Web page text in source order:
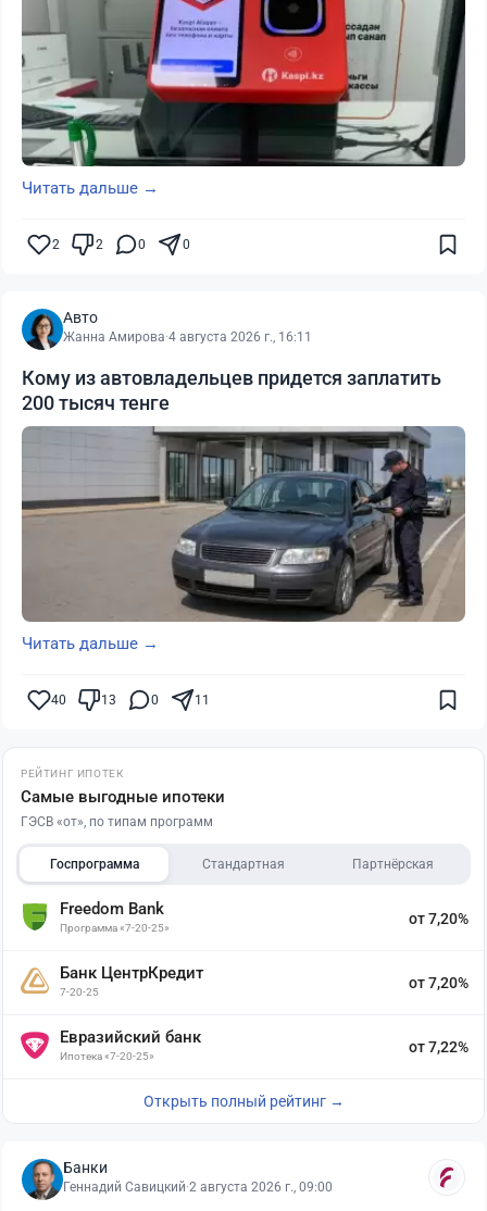
Читать дальше →
2 2 0 0
Авто
Жанна Амирова·4 августа 2026 г., 16:11
Кому из автовладельцев придется заплатить
200 тысяч тенге
Читать дальше →
40 13 0 11
РЕЙТИНГ ИПОТЕК
Самые выгодные ипотеки
ГЭСВ «от», по типам программ
Госпрограмма Стандартная Партнёрская
Freedom Bank
Программа «7-20-25»
от 7,20%
Банк ЦентрКредит
7-20-25
от 7,20%
Евразийский банк
Ипотека «7-20-25»
от 7,22%
Открыть полный рейтинг →
Банки
Геннадий Савицкий·2 августа 2026 г., 09:00